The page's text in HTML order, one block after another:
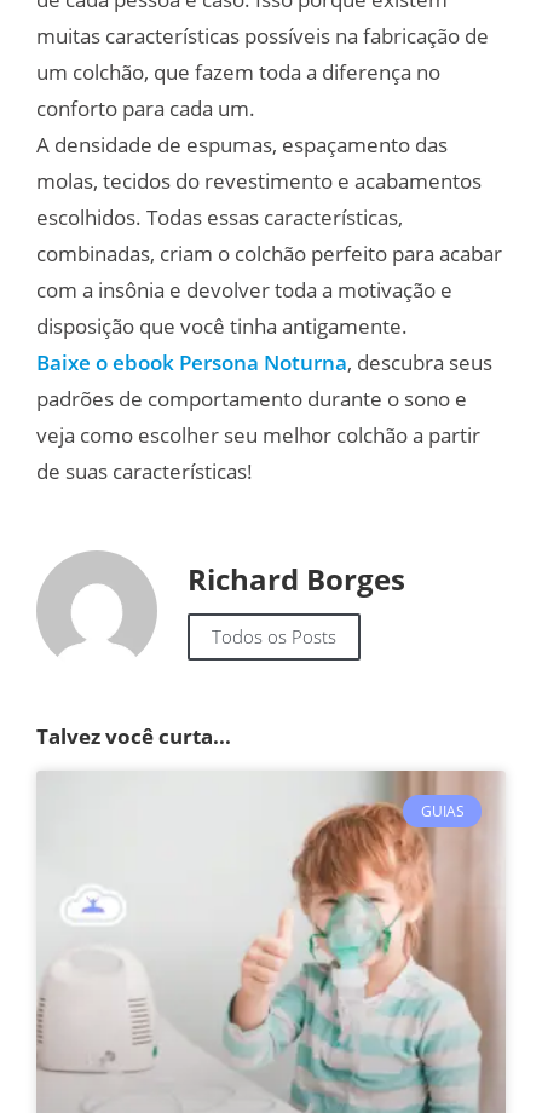
muitas características possíveis na fabricação de
um colchão, que fazem toda a diferença no
conforto para cada um.
A densidade de espumas, espaçamento das
molas, tecidos do revestimento e acabamentos
escolhidos. Todas essas características,
combinadas, criam o colchão perfeito para acabar
com a insônia e devolver toda a motivação e
disposição que você tinha antigamente.
Baixe o ebook Persona Noturna, descubra seus
padrões de comportamento durante o sono e
veja como escolher seu melhor colchão a partir
de suas características!
Richard Borges
Todos os Posts
Talvez você curta...
GUIAS